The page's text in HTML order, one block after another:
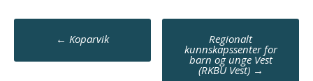
← Koparvik Regionalt
kunnskapssenter for
barn og unge Vest
(RKBU Vest) →